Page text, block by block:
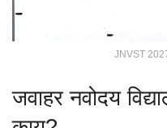
JNVST
जवाहर नवोदय